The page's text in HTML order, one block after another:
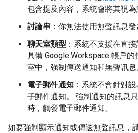
包含提及內容，系統會將其視為
討論串 ：你無法使用無聲訊息發
聊天室類型 ：系統不支援在直
具備 Google Workspace 帳戶
室中，強制傳送通知和無聲訊息
電子郵件通知 ：系統不會針對
子郵件通知。 強制通知的訊息
時，觸發電子郵件通知。
如要強制顯示通知或傳送無聲訊息，